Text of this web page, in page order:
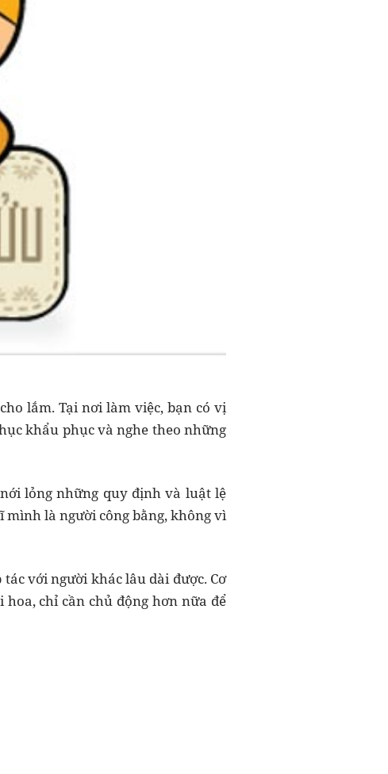
lắm. Tại nơi làm việc, bạn có vị
khẩu phục và nghe theo những
lỏng những quy định và luật lệ
là người công bằng, không vì
với người khác lâu dài được. Cơ
chỉ cần chủ động hơn nữa để